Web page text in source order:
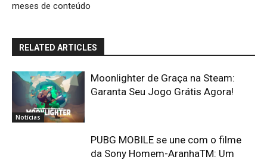
meses de conteúdo
RELATED ARTICLES
Notícias
Moonlighter de Graça na Steam:
Garanta Seu Jogo Grátis Agora!
PUBG MOBILE se une com o filme
da Sony Homem-AranhaTM: Um